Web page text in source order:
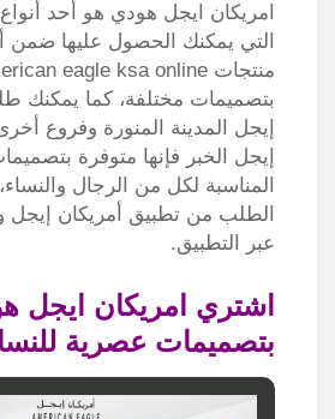
امريكان ايجل هودي هو أحد أنواع
التي يمكنك الحصول عليها ضمن
بتصميمات مختلفة، كما يمكنك
إيجل المدينة المنورة وفروع
إيجل الخبر فإنها متوفرة
المناسبة لكل من الرجال
الطلب من تطبيق أمريكان إيجل
عبر التطبيق.
اشتري امريكان ايجل
بتصميمات عصرية